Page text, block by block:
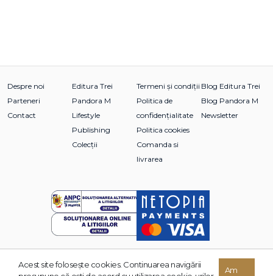
Despre noi
Parteneri
Contact
Editura Trei
Pandora M
Lifestyle
Publishing
Colecții
Termeni și condiții
Politica de
confidențialitate
Politica cookies
Comanda si
livrarea
Blog Editura Trei
Blog Pandora M
Newsletter
© 2026 Grupul Editorial TREI. Toate drepturile rezervate.
Acest site foloseşte cookies. Continuarea navigării
Am